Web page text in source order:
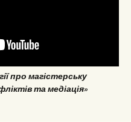
про магістерську
та медіація»